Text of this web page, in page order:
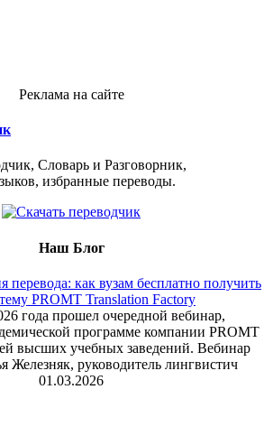
Реклама на сайте
Словарь и Разговорник,
избранные переводы.
Наш Блог
как вузам бесплатно получить
PROMT Translation Factory
года прошел очередной вебинар,
программе компании PROMT
высших учебных заведений. Вебинар
Железняк, руководитель лингвистич
01.03.2026